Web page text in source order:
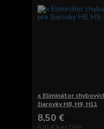
x Eliminátor
žiarovky H8, H9, H11
8,50 €